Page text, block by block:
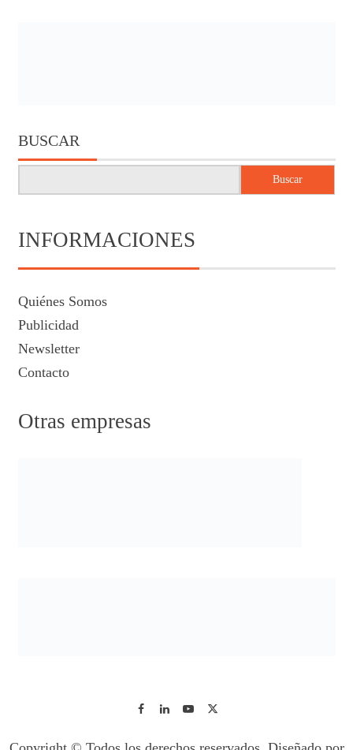
BUSCAR
Buscar
INFORMACIONES
Quiénes Somos
Publicidad
Newsletter
Contacto
Otras empresas